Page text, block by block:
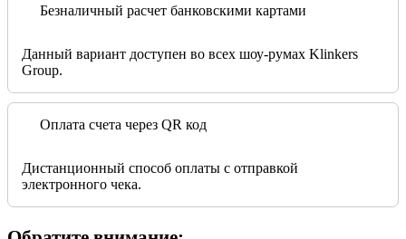
Безналичный расчет банковскими картами
Данный вариант доступен во всех шоу-румах Klinkers
Group.
Оплата счета через QR код
Дистанционный способ оплаты с отправкой
электронного чека.